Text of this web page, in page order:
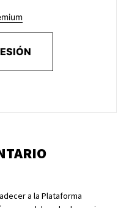
a la Plataforma